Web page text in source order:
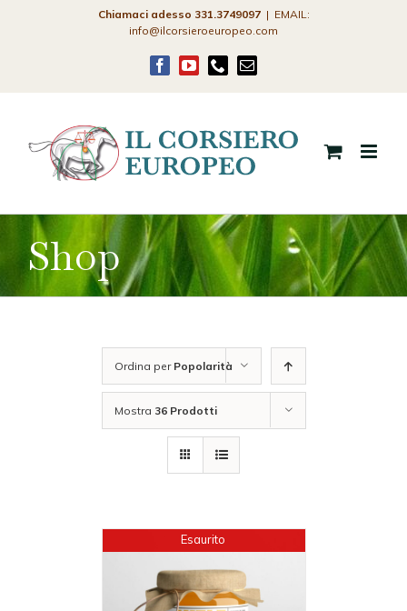
Chiamaci adesso 331.3749097 | EMAIL:
info@ilcorsieroeuropeo.com
Facebook
YouTube
PhoneEmail
Shop
Ordina per Popolarità
Mostra 36 Prodotti
Esaurito